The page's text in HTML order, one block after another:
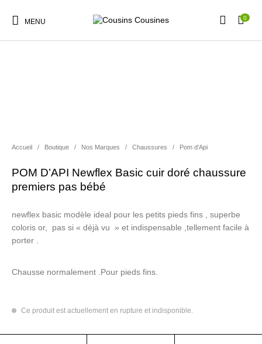
MENU 0
Accueil / Boutique / Nos Marques / Chaussures / Pom d'Api
POM D’API Newflex Basic cuir doré chaussure
premiers pas bébé
newflex basic modèle ideal pour les petits pieds fins , superbe
coloris or, pas si « déjà vu » et indispensable ,tellement facile à
porter .
Chausse normalement .Pour pieds fins.
Ce produit est actuellement en rupture et indisponible.